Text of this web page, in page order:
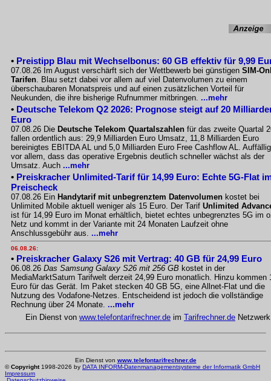
• Preistipp Blau mit Wechselbonus: 60 GB effektiv für 9,99
07.08.26 Im August verschärft sich der Wettbewerb bei günstigen SIM-
Tarifen. Blau setzt dabei vor allem auf viel Datenvolumen zu einem
überschaubaren Monatspreis und auf einen zusätzlichen Vorteil für
Neukunden, die ihre bisherige Rufnummer mitbringen. ...mehr
• Deutsche Telekom Q2 2026: Prognose steigt auf 20
Euro
07.08.26 Die Deutsche Telekom Quartalszahlen für das zweite Quartal
fallen ordentlich aus: 29,9 Milliarden Euro Umsatz, 11,8 Milliarden Euro
bereinigtes EBITDA AL und 5,0 Milliarden Euro Free Cashflow AL.
vor allem, dass das operative Ergebnis deutlich schneller wächst als der
Umsatz. Auch ...mehr
• Preiskracher Unlimited-Tarif für 14,99 Euro: Echte 5G-Flat
Preischeck
07.08.26 Ein Handytarif mit unbegrenztem Datenvolumen kostet bei
Unlimited Mobile aktuell weniger als 15 Euro. Der Tarif Unlimited
ist für 14,99 Euro im Monat erhältlich, bietet echtes unbegrenztes 5G im
Netz und kommt in der Variante mit 24 Monaten Laufzeit ohne
Anschlussgebühr aus. ...mehr
06.08.26:
• Preiskracher Galaxy S26 mit Vertrag: 40 GB für 24,99 Euro
06.08.26 Das Samsung Galaxy S26 mit 256 GB kostet in der
MediaMarktSaturn Tarifwelt derzeit 24,99 Euro monatlich. Hinzu kommen
Euro für das Gerät. Im Paket stecken 40 GB 5G, eine Allnet-Flat und die
Nutzung des Vodafone-Netzes. Entscheidend ist jedoch die vollständige
Rechnung über 24 Monate. ...mehr
Ein Dienst von www.telefontarifrechner.de im Tarifrechner.de Netzwerk
Ein Dienst von www.telefontarifrechner.de
©Copyright1998-2026 by DATA INFORM-Datenmanagementsysteme der Informatik GmbH
Impressum